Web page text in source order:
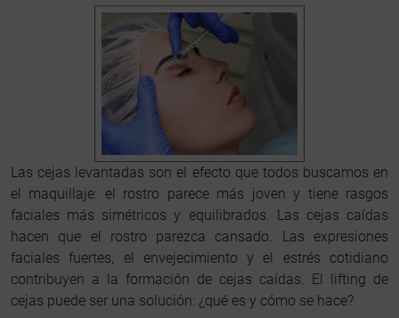
Las cejas levantadas son el efecto que todos buscamos en
el maquillaje: el rostro parece más joven y tiene rasgos
faciales más simétricos y equilibrados. Las cejas caídas
hacen que el rostro parezca cansado. Las expresiones
faciales fuertes, el envejecimiento y el estrés cotidiano
contribuyen a la formación de cejas caídas. El lifting de
cejas puede ser una solución: ¿qué es y cómo se hace?